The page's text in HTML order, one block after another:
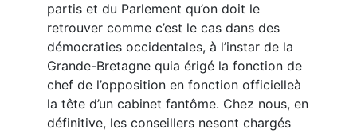
partis et du Parlement qu’on doit le
retrouver comme c’est le cas dans des
démocraties occidentales, à l’instar de la
Grande-Bretagne quia érigé la fonction de
chef de l’opposition en fonction officielleà
la tête d’un cabinet fantôme. Chez nous, en
définitive, les conseillers nesont chargés